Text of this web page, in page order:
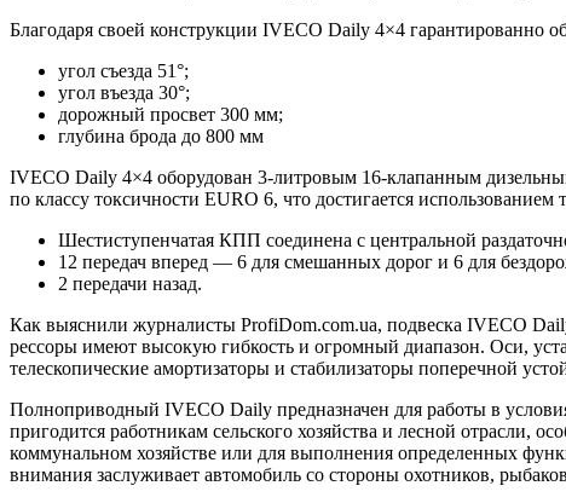
Благодаря своей конструкции IVECO Daily 4×4 гарантированно
угол съезда 51°;
угол въезда 30°;
дорожный просвет 300 мм;
глубина брода до 800 мм
IVECO Daily 4×4 оборудован 3-литровым 16-клапанным
по классу токсичности EURO 6, что достигается
Шестиступенчатая КПП соединена с центральной
12 передач вперед — 6 для смешанных дорог и 6 для
2 передачи назад.
Как выяснили журналисты ProfiDom.com.ua, подвеска IVECO
рессоры имеют высокую гибкость и огромный диапазон. Оси,
телескопические амортизаторы и стабилизаторы поперечной
Полноприводный IVECO Daily предназначен для работы в
пригодится работникам сельского хозяйства и лесной отрасли,
коммунальном хозяйстве или для выполнения определенных
внимания заслуживает автомобиль со стороны охотников,